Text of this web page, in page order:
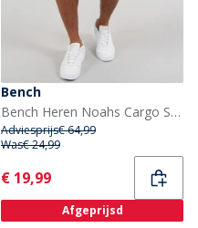
Bench
Bench Heren Noahs Cargo Shorts Steel Grey
Adviesprijs€ 64,99
Was€ 24,99
Current
€ 19,99
Afgeprijsd